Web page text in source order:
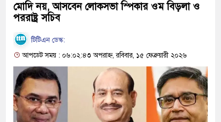
মোদি নয়, আসবেন লোকসভা স্পিকার ওম বিড়লা ও
পররাষ্ট্র সচিব
টিটিএন ডেস্ক:
আপডেট সময় : ০৬:০২:৪৩ অপরাহ্ন, রবিবার, ১৫ ফেব্রুয়ারী ২০২৬